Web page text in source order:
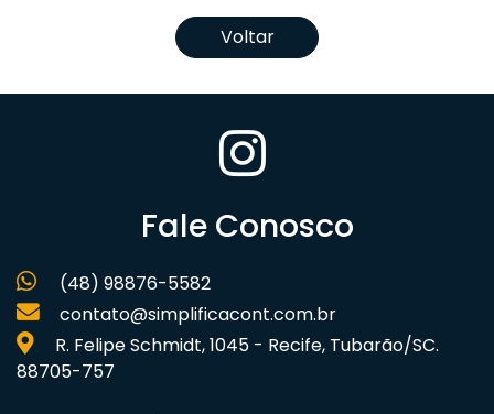
Voltar
Fale Conosco
(48) 98876-5582
contato@simplificacont.com.br
R. Felipe Schmidt, 1045 - Recife, Tubarão/SC.
88705-757